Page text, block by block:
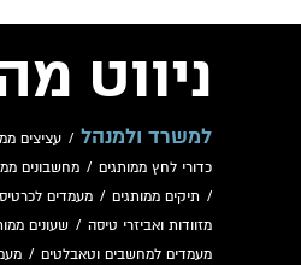
ניווט
למשרד ולמנהל / עציצים
כדורי לחץ ממותגים / מחשבונים
/ תיקים ממותגים / מעמדים
מזוודות ואביזרי טיסה / שעונים
מעמדים למחשבים וטאבלטים /